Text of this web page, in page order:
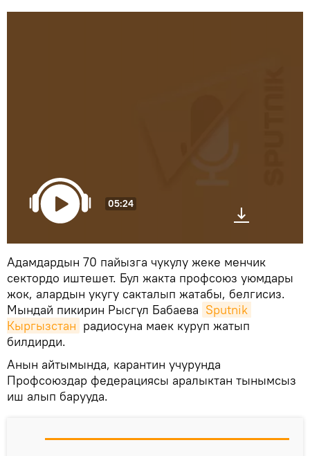
05:24
Адамдардын 70 пайызга чукулу жеке менчик
сектордо иштешет. Бул жакта профсоюз уюмдары
жок, алардын укугу сакталып жатабы, белгисиз.
Мындай пикирин Рысгүл Бабаева Sputnik
Кыргызстан радиосуна маек куруп жатып
билдирди.
Анын айтымында, карантин учурунда
Профсоюздар федерациясы аралыктан тынымсыз
иш алып барууда.